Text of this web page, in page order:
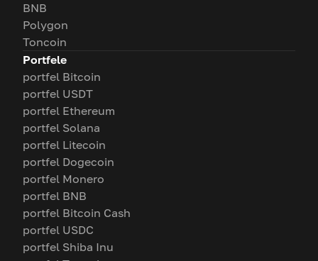
BNB
Polygon
Toncoin
Portfele
portfel Bitcoin
portfel USDT
portfel Ethereum
portfel Solana
portfel Litecoin
portfel Dogecoin
portfel Monero
portfel BNB
portfel Bitcoin Cash
portfel USDC
portfel Shiba Inu